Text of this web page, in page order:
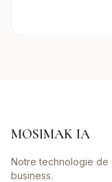
MOSIMAK IA
Notre technologie de
business.